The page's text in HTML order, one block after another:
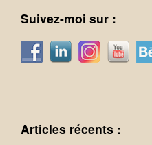
Suivez-moi sur :
Articles récents :